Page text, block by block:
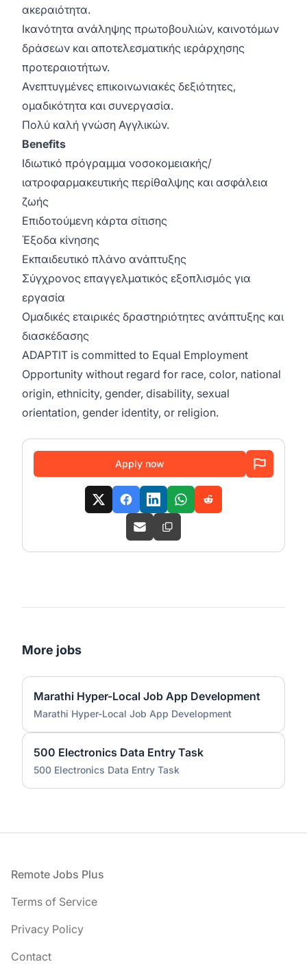
ακεραιότητα.
Ικανότητα ανάληψης πρωτοβουλιών, καινοτόμων
δράσεων και αποτελεσματικής ιεράρχησης
προτεραιοτήτων.
Ανεπτυγμένες επικοινωνιακές δεξιότητες,
ομαδικότητα και συνεργασία.
Πολύ καλή γνώση Αγγλικών.
Benefits
Ιδιωτικό πρόγραμμα νοσοκομειακής/
ιατροφαρμακευτικής περίθαλψης και ασφάλεια
ζωής
Επιδοτούμενη κάρτα σίτισης
Έξοδα κίνησης
Εκπαιδευτικό πλάνο ανάπτυξης
Σύγχρονος επαγγελματικός εξοπλισμός για
εργασία
Ομαδικές εταιρικές δραστηριότητες ανάπτυξης και
διασκέδασης
ADAPTIT is committed to Equal Employment
Opportunity without regard for race, color, national
origin, ethnicity, gender, disability, sexual
orientation, gender identity, or religion.
Apply now
More jobs
Marathi Hyper-Local Job App Development
Marathi Hyper-Local Job App Development
500 Electronics Data Entry Task
500 Electronics Data Entry Task
Footer
Remote Jobs Plus
Terms of Service
Privacy Policy
Contact